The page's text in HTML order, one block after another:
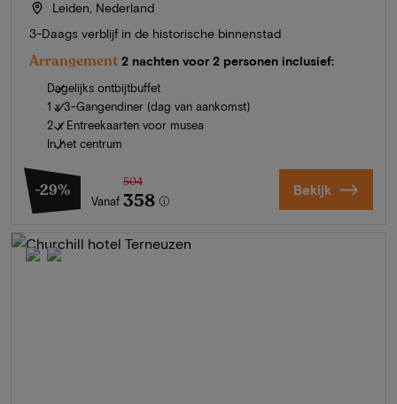
Leiden, Nederland
3-Daags verblijf in de historische binnenstad
Arrangement 2 nachten voor 2 personen inclusief:
Dagelijks ontbijtbuffet
1 x 3-Gangendiner (dag van aankomst)
2 x Entreekaarten voor musea
In het centrum
-29%
Vanaf
504
358 Bekijk